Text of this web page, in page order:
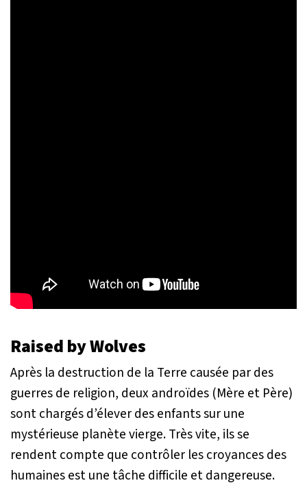
Raised by Wolves
Après la destruction de la Terre causée par des
guerres de religion, deux androïdes (Mère et Père)
sont chargés d’élever des enfants sur une
mystérieuse planète vierge. Très vite, ils se
rendent compte que contrôler les croyances des
humaines est une tâche difficile et dangereuse.